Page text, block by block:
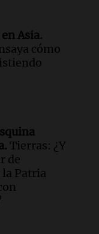
corales en
y
Asia.
cómo
Tierras: ¿Y
de
Patria